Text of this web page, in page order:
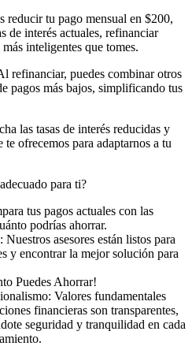
reducir tu pago mensual en $200,
de interés actuales, refinanciar
inteligentes que tomes.
refinanciar, puedes combinar otros
pagos más bajos, simplificando tus
las tasas de interés reducidas y
ofrecemos para adaptarnos a tu
para ti?
tus pagos actuales con las
podrías ahorrar.
asesores están listos para
y encontrar la mejor solución para
Puedes Ahorrar!
Valores fundamentales
financieras son transparentes,
seguridad y tranquilidad en cada